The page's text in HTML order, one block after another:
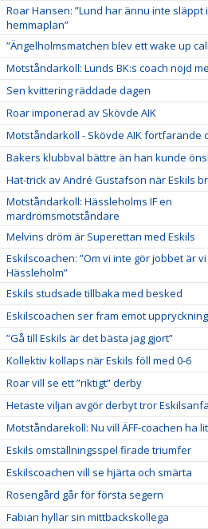
Roar Hansen: ”Lund har ännu inte släppt
hemmaplan”
”Ängelholmsmatchen blev ett wake up
Motståndarkoll: Lunds BK:s coach nöjd
Sen kvittering räddade dagen
Roar imponerad av Skövde AIK
Motståndarkoll - Skövde AIK fortfarande
Bakers klubbval bättre än han kunde
Hat-trick av André Gustafson när Eskils
Motståndarkoll: Hässleholms IF en
mardrömsmotståndare
Melvins dröm är Superettan med Eskils
Eskilscoachen: ”Om vi inte gör jobbet är
Hässleholm”
Eskils studsade tillbaka med besked
Eskilscoachen ser fram emot uppryckning
”Gå till Eskils är det bästa jag gjort”
Kollektiv kollaps när Eskils föll med 0-6
Roar vill se ett ”riktigt” derby
Hetaste viljan avgör derbyt tror
Motståndarekoll: Nu vill ÄFF-coachen ha
Eskils omställningsspel firade triumfer
Eskilscoachen vill se hjärta och smärta
Rosengård går för första segern
Fabian hyllar sin mittbackskollega